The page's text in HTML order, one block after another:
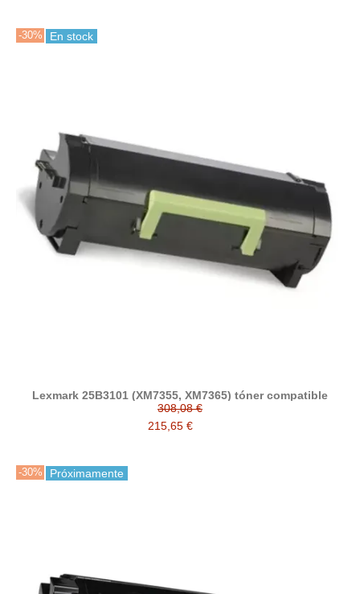
-30% En stock
Lexmark 25B3101 (XM7355, XM7365) tóner compatible
308,08 €
215,65 €
-30% Próximamente